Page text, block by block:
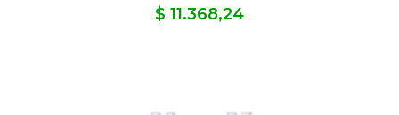
$ 11.368,24